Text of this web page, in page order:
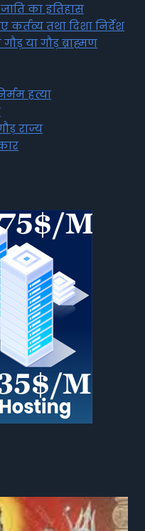
का इतिहास
तथा दिशा निर्देश
या गौड़ ब्राह्मण
हत्या
राज्य